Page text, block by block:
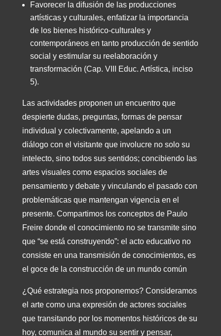
Favorecer la difusión de las producciones
artísticas y culturales, enfatizar la importancia
de los bienes histórico-culturales y
contemporáneos en tanto producción de sentido
social y estimular su reelaboración y
transformación (Cap. VIII Educ. Artística, inciso
5).
Las actividades proponen un encuentro que
despierte dudas, preguntas, formas de pensar
individual y colectivamente, apelando a un
diálogo con el visitante que involucre no solo su
intelecto, sino todos sus sentidos; concibiendo las
artes visuales como espacios sociales de
pensamiento y debate y vinculando el pasado con
problemáticas que mantengan vigencia en el
presente. Compartimos los conceptos de Paulo
Freire donde el conocimiento no se transmite sino
que “se está construyendo”: el acto educativo no
consiste en una transmisión de conocimientos, es
el goce de la construcción de un mundo común
¿Qué estrategia nos proponemos? Consideramos
el arte como una expresión de actores sociales
que transitando por los momentos históricos de su
hoy, comunica al mundo su sentir y pensar,